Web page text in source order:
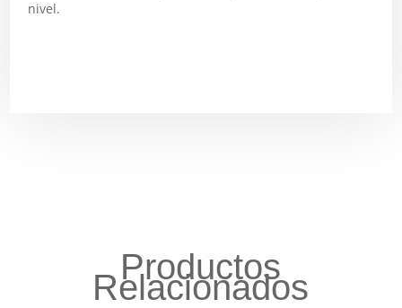
nivel.
Productos
Relacionados